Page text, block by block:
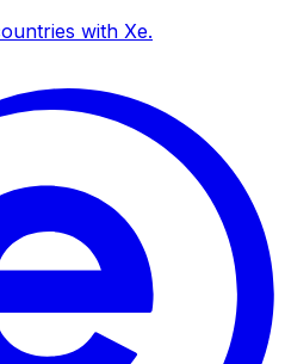
with Xe.